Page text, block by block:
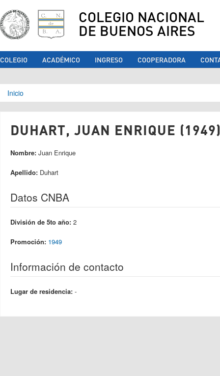
COLEGIO NACIONAL
DE BUENOS AIRES
COLEGIO ACADÉMICO INGRESO COOPERADORA
Se encuentra usted aquí
Inicio
DUHART, JUAN ENRIQUE
Nombre: Juan Enrique
Apellido: Duhart
Datos CNBA
División de 5to año: 2
Promoción: 1949
Información de contacto
Lugar de residencia: -